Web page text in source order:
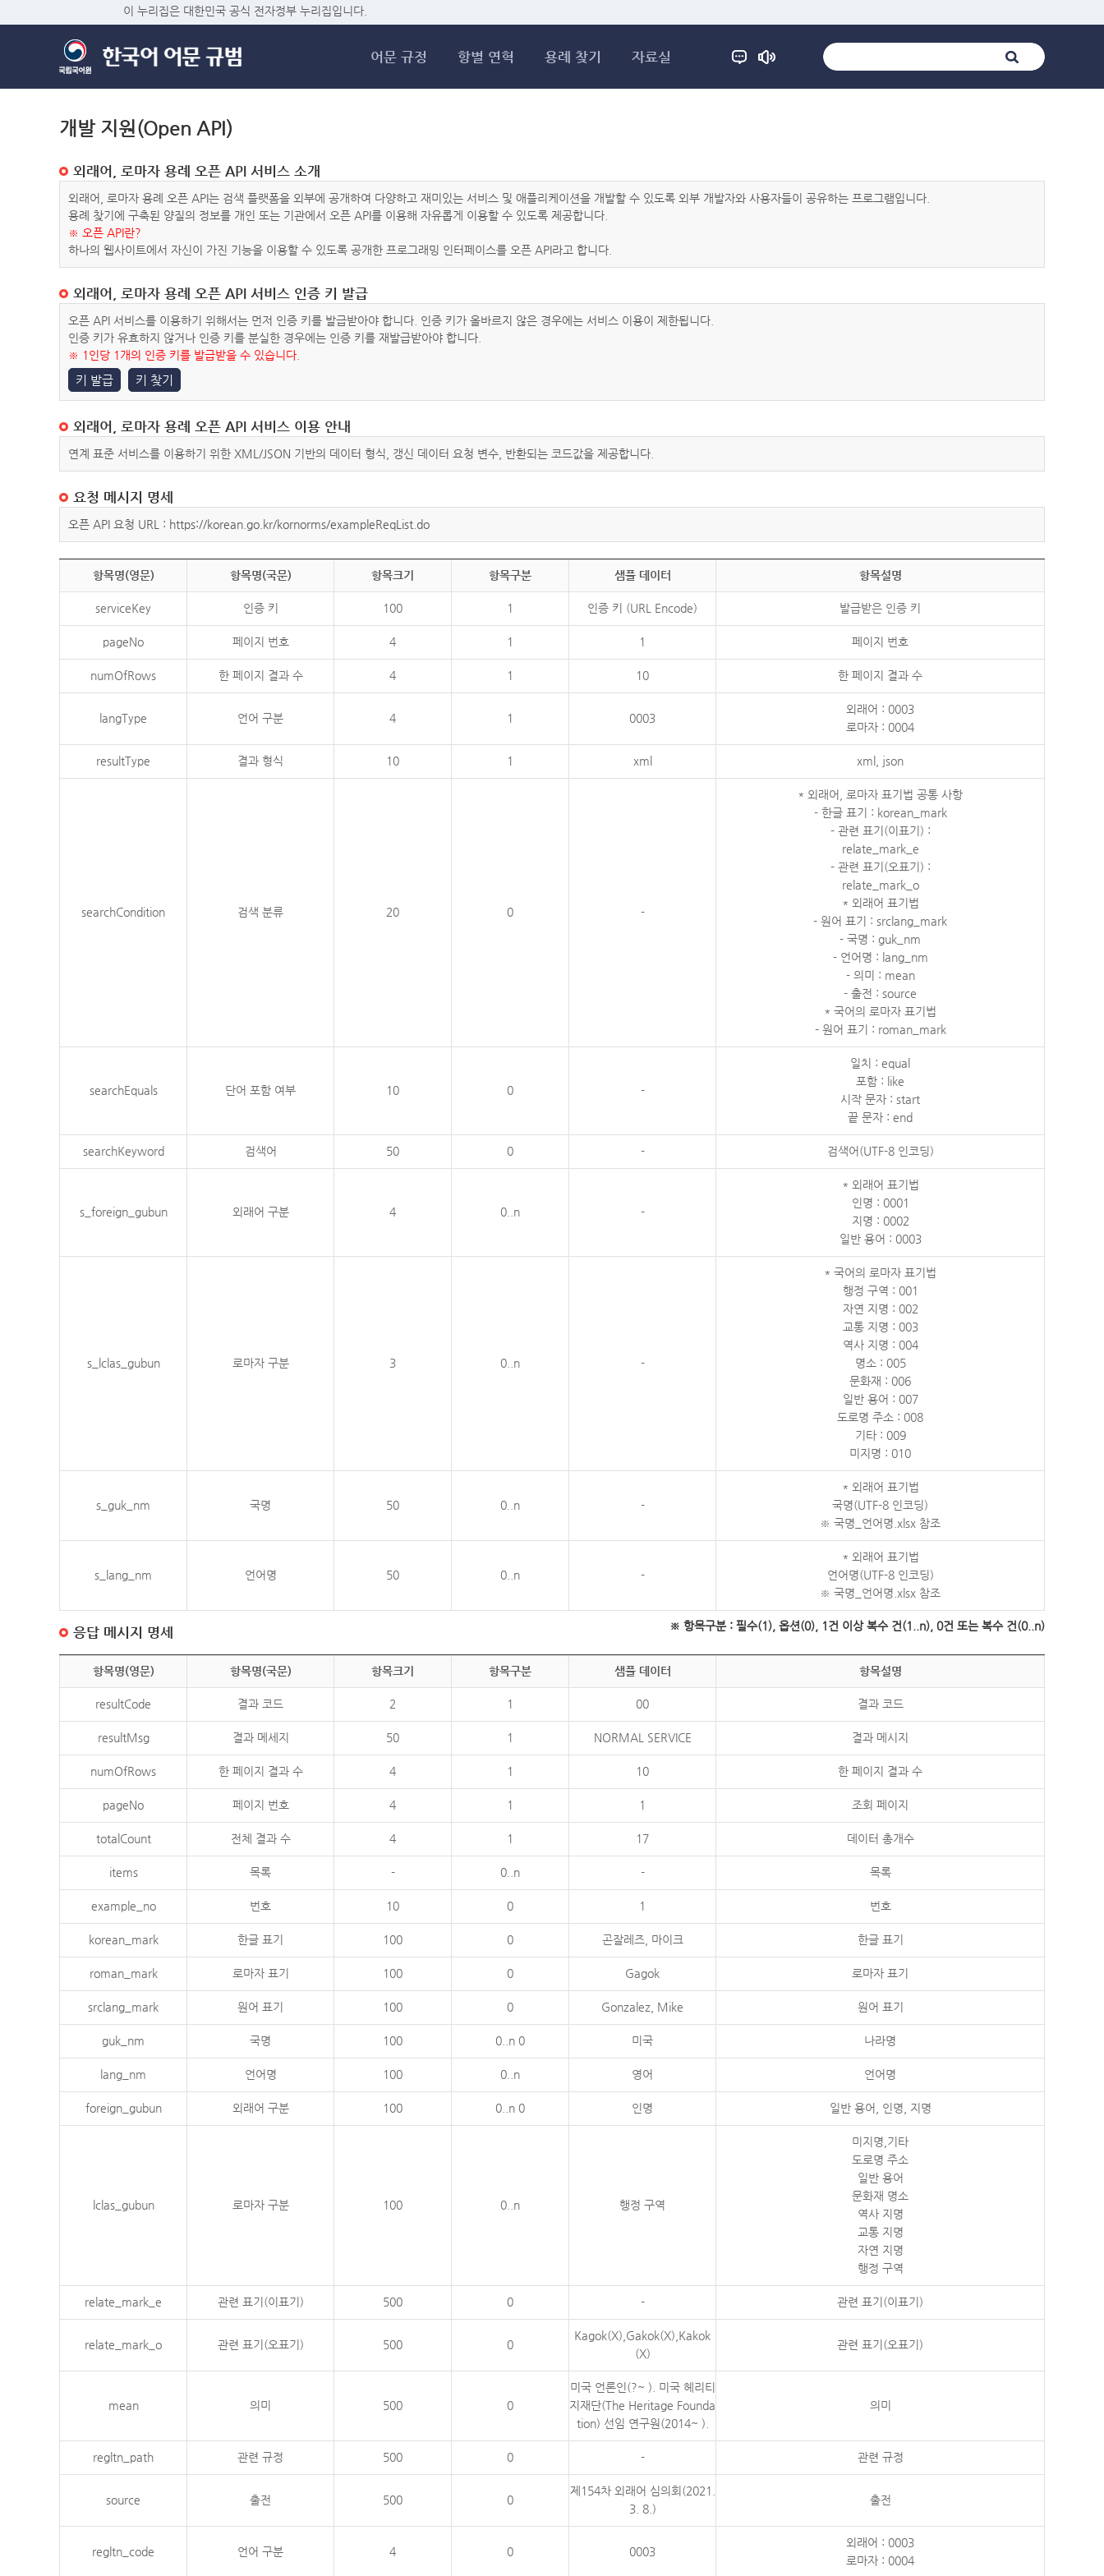
이 누리집은 대한민국 공식 전자정부 누리집입니다.
어문 규정 항별 연혁 용례 찾기 자료실
개발 지원(Open API)
외래어, 로마자 용례 오픈 API 서비스 소개
외래어, 로마자 용례 오픈 API는 검색 플랫폼을 외부에 공개하여 다양하고 재미있는 서비스 및 애플리케이션을 개발할 수 있도록 외부 개발자와 사용자들이 공유하는 프로그램입니다.
용례 찾기에 구축된 양질의 정보를 개인 또는 기관에서 오픈 API를 이용해 자유롭게 이용할 수 있도록 제공합니다.
※ 오픈 API란?
하나의 웹사이트에서 자신이 가진 기능을 이용할 수 있도록 공개한 프로그래밍 인터페이스를 오픈 API라고 합니다.
외래어, 로마자 용례 오픈 API 서비스 인증 키 발급
오픈 API 서비스를 이용하기 위해서는 먼저 인증 키를 발급받아야 합니다. 인증 키가 올바르지 않은 경우에는 서비스 이용이 제한됩니다.
인증 키가 유효하지 않거나 인증 키를 분실한 경우에는 인증 키를 재발급받아야 합니다.
※ 1인당 1개의 인증 키를 발급받을 수 있습니다.
키 발급 키 찾기
외래어, 로마자 용례 오픈 API 서비스 이용 안내
연계 표준 서비스를 이용하기 위한 XML/JSON 기반의 데이터 형식, 갱신 데이터 요청 변수, 반환되는 코드값을 제공합니다.
요청 메시지 명세
오픈 API 요청 URL : https://korean.go.kr/kornorms/exampleReqList.do
항목명(영문) 항목명(국문) 항목크기 항목구분 샘플 데이터 항목설명
serviceKey 인증 키 100 1 인증 키 (URL Encode) 발급받은 인증 키
pageNo 페이지 번호 4 1 1 페이지 번호
numOfRows 한 페이지 결과 수 4 1 10 한 페이지 결과 수
langType 언어 구분 4 1 0003
외래어 : 0003
로마자 : 0004
resultType 결과 형식 10 1 xml xml, json
searchCondition 검색 분류 20 0 -
* 외래어, 로마자 표기법 공통 사항
- 한글 표기 : korean_mark
- 관련 표기(이표기) :
relate_mark_e
- 관련 표기(오표기) :
relate_mark_o
* 외래어 표기법
- 원어 표기 : srclang_mark
- 국명 : guk_nm
- 언어명 : lang_nm
- 의미 : mean
- 출전 : source
* 국어의 로마자 표기법
- 원어 표기 : roman_mark
searchEquals 단어 포함 여부 10 0 -
일치 : equal
포함 : like
시작 문자 : start
끝 문자 : end
searchKeyword 검색어 50 0 - 검색어(UTF-8 인코딩)
s_foreign_gubun 외래어 구분 4 0..n -
* 외래어 표기법
인명 : 0001
지명 : 0002
일반 용어 : 0003
s_lclas_gubun 로마자 구분 3 0..n -
* 국어의 로마자 표기법
행정 구역 : 001
자연 지명 : 002
교통 지명 : 003
역사 지명 : 004
명소 : 005
문화재 : 006
일반 용어 : 007
도로명 주소 : 008
기타 : 009
미지명 : 010
s_guk_nm 국명 50 0..n -
* 외래어 표기법
국명(UTF-8 인코딩)
※ 국명_언어명.xlsx 참조
s_lang_nm 언어명 50 0..n -
* 외래어 표기법
언어명(UTF-8 인코딩)
※ 국명_언어명.xlsx 참조
※ 항목구분 : 필수(1), 옵션(0), 1건 이상 복수 건(1..n), 0건 또는 복수 건(0..n)
응답 메시지 명세
항목명(영문) 항목명(국문) 항목크기 항목구분 샘플 데이터 항목설명
resultCode 결과 코드 2 1 00 결과 코드
resultMsg 결과 메세지 50 1 NORMAL SERVICE 결과 메시지
numOfRows 한 페이지 결과 수 4 1 10 한 페이지 결과 수
pageNo 페이지 번호 4 1 1 조회 페이지
totalCount 전체 결과 수 4 1 17 데이터 총개수
items 목록 - 0..n - 목록
example_no 번호 10 0 1 번호
korean_mark 한글 표기 100 0 곤잘레즈, 마이크 한글 표기
roman_mark 로마자 표기 100 0 Gagok 로마자 표기
srclang_mark 원어 표기 100 0 Gonzalez, Mike 원어 표기
guk_nm 국명 100 0..n 0 미국 나라명
lang_nm 언어명 100 0..n 영어 언어명
foreign_gubun 외래어 구분 100 0..n 0 인명 일반 용어, 인명, 지명
lclas_gubun 로마자 구분 100 0..n 행정 구역
미지명,기타
도로명 주소
일반 용어
문화재 명소
역사 지명
교통 지명
자연 지명
행정 구역
relate_mark_e 관련 표기(이표기) 500 0 - 관련 표기(이표기)
relate_mark_o 관련 표기(오표기) 500 0
Kagok(X),Gakok(X),Kakok
(X)
관련 표기(오표기)
mean 의미 500 0
미국 언론인(?~ ). 미국 헤리티
지재단(The Heritage Founda
tion) 선임 연구원(2014~ ).
의미
regltn_path 관련 규정 500 0 - 관련 규정
source 출전 500 0
제154차 외래어 심의회(2021.
3. 8.)
출전
regltn_code 언어 구분 4 0 0003
외래어 : 0003
로마자 : 0004